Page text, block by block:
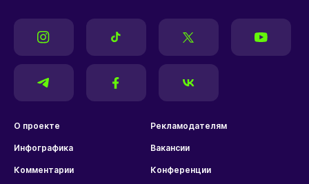
О проекте Рекламодателям
Инфографика Вакансии
Комментарии Конференции